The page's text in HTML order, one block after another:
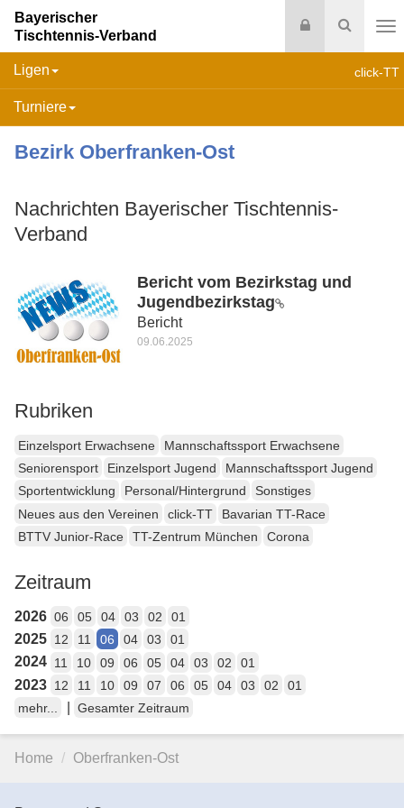
Suche
Login
Bayerischer
Tischtennis-Verband
click-TT
Ligen
Turniere
Bezirk Oberfranken-Ost
Nachrichten Bayerischer Tischtennis-
Verband
Bericht vom Bezirkstag und
Jugendbezirkstag
Bericht
09.06.2025
Rubriken
Einzelsport Erwachsene
Mannschaftssport Erwachsene
Seniorensport
Einzelsport Jugend
Mannschaftssport Jugend
Sportentwicklung
Personal/Hintergrund
Sonstiges
Neues aus den Vereinen
click-TT
Bavarian TT-Race
BTTV Junior-Race
TT-Zentrum München Corona
Zeitraum
2026 06 05 04 03 02 01
2025 12 11 06 04 03 01
2024 11 10 09 06 05 04 03 02 01
2023 12 11 10 09 07 06 05 04 03 02
01
mehr...
Gesamter Zeitraum
Home Oberfranken-Ost